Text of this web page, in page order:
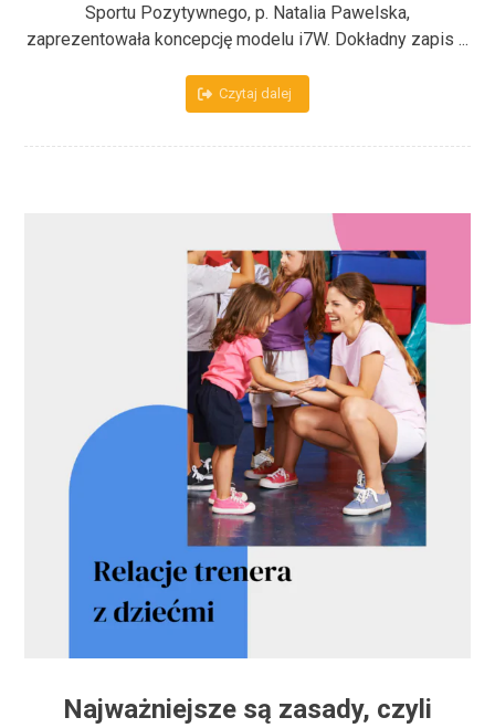
Sportu Pozytywnego, p. Natalia Pawelska,
zaprezentowała koncepcję modelu i7W. Dokładny zapis ...
Czytaj dalej
Najważniejsze są zasady, czyli